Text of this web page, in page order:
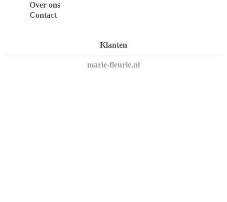
Over ons
Contact
Klanten
marie-fleurie.nl